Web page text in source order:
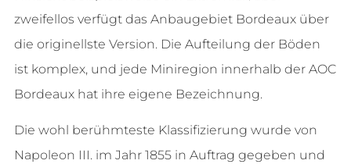
zweifellos verfügt das Anbaugebiet Bordeaux über
die originellste Version. Die Aufteilung der Böden
ist komplex, und jede Miniregion innerhalb der AOC
Bordeaux hat ihre eigene Bezeichnung.
Die wohl berühmteste Klassifizierung wurde von
Napoleon III. im Jahr 1855 in Auftrag gegeben und